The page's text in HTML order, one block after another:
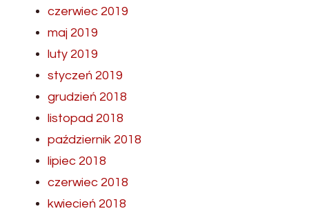
czerwiec 2019
maj 2019
luty 2019
styczeń 2019
grudzień 2018
listopad 2018
październik 2018
lipiec 2018
czerwiec 2018
kwiecień 2018